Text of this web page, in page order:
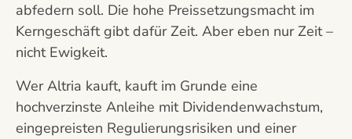
abfedern soll. Die hohe Preissetzungsmacht im
Kerngeschäft gibt dafür Zeit. Aber eben nur Zeit –
nicht Ewigkeit.
Wer Altria kauft, kauft im Grunde eine
hochverzinste Anleihe mit Dividendenwachstum,
eingepreisten Regulierungsrisiken und einer